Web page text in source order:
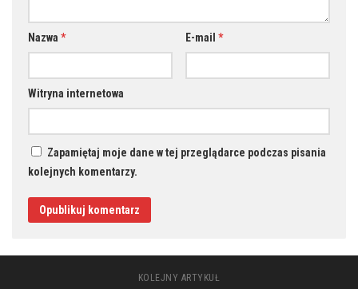
Nazwa * E-mail *
Witryna internetowa
Zapamiętaj moje dane w tej przeglądarce podczas pisania
kolejnych komentarzy.
KOLEJNY ARTYKUŁ